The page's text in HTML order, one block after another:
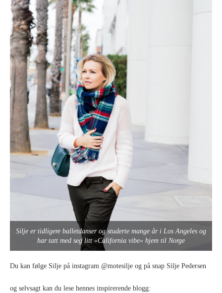
Silje er tidligere balletdanser og studerte mange år i Los Angeles og
har tatt med seg litt «California vibe» hjem til Norge
Du kan følge Silje på instagram @motesilje og på snap Silje Pedersen
og selvsagt kan du lese hennes inspirerende blogg: